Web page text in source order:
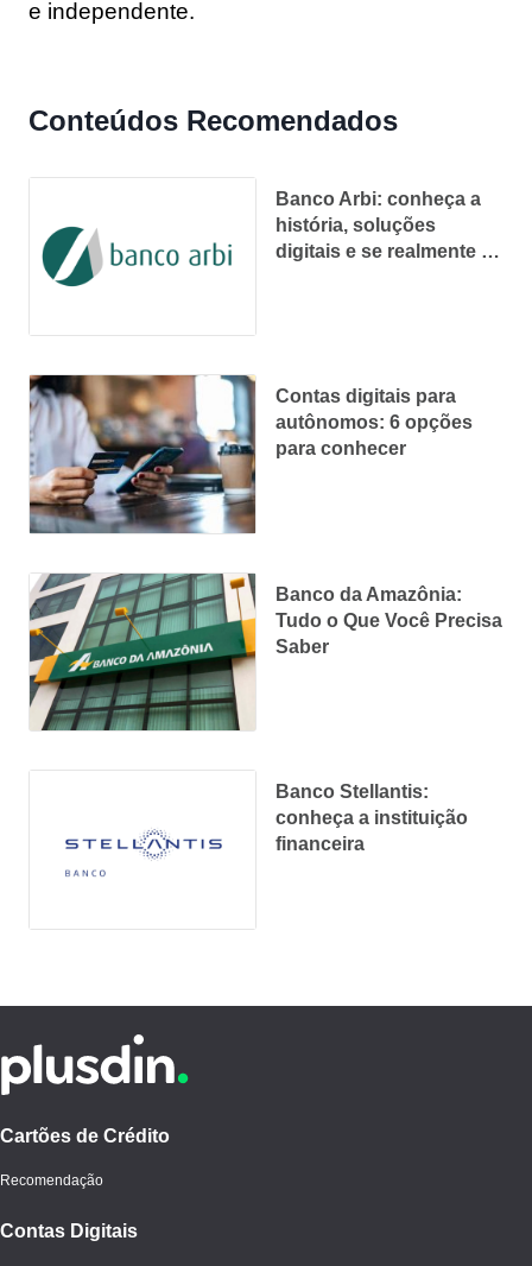
e independente.
Conteúdos Recomendados
Banco Arbi: conheça a
história, soluções
digitais e se realmente é
Contas digitais para
autônomos: 6 opções
para conhecer
Banco da Amazônia:
Tudo o Que Você Precisa
Saber
Banco Stellantis:
conheça a instituição
financeira
Cartões de Crédito
Recomendação
Contas Digitais